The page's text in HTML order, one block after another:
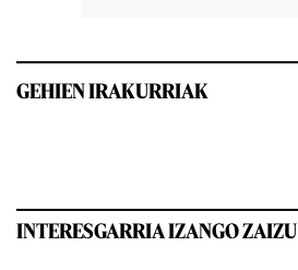
GEHIEN IRAKURRIAK
INTERESGARRIA IZANGO ZAIZU